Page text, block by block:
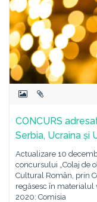
CONCURS
Serbia, Ucraina și
Actualizare 10
concursului „Colaj de
Cultural Român, prin
regăsesc în
2020: Comisia